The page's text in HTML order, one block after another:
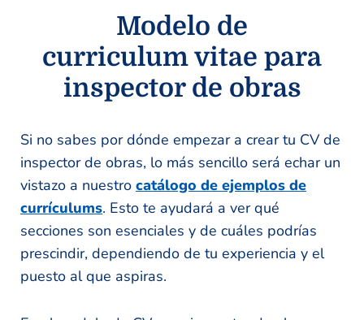
Modelo de
curriculum vitae para
inspector de obras
Si no sabes por dónde empezar a crear tu CV de
inspector de obras, lo más sencillo será echar un
vistazo a nuestro catálogo de ejemplos de
currículums. Esto te ayudará a ver qué
secciones son esenciales y de cuáles podrías
prescindir, dependiendo de tu experiencia y el
puesto al que aspiras.